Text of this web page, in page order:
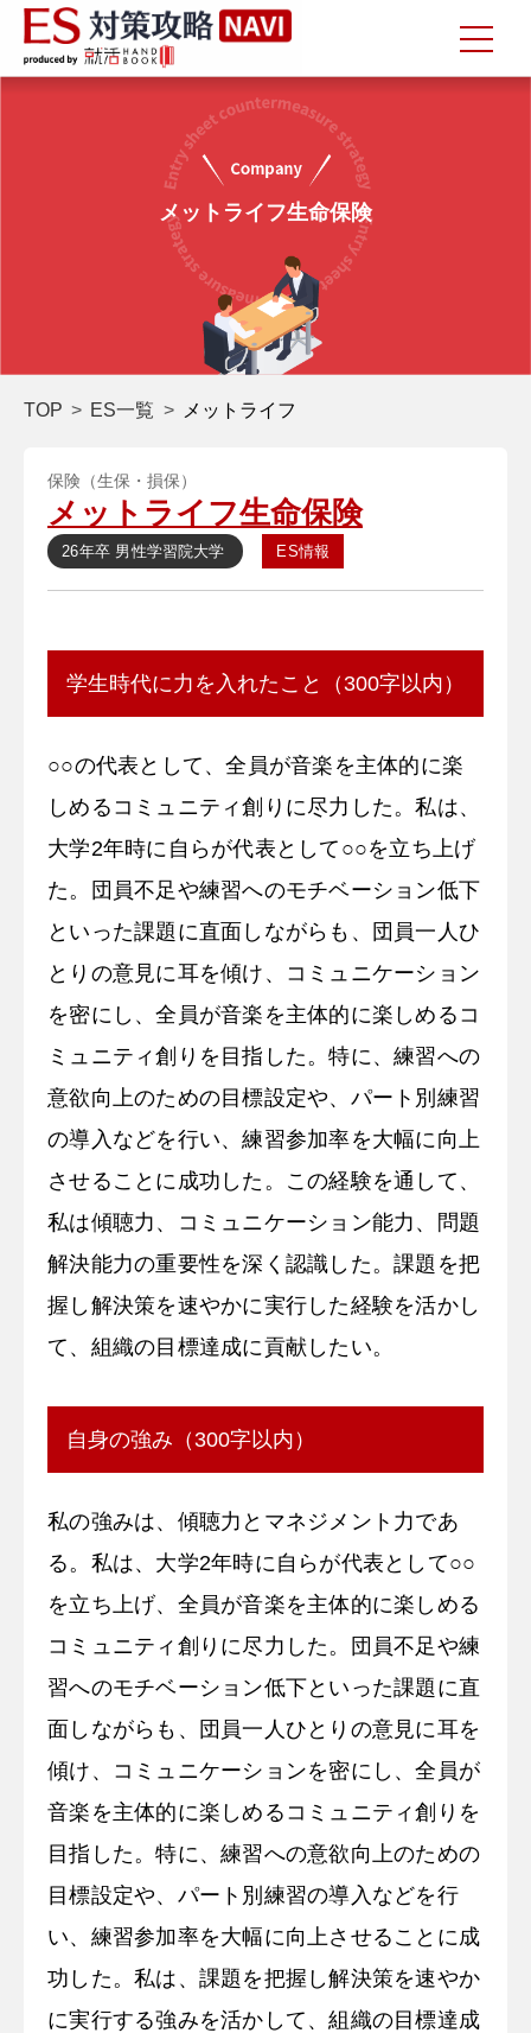
メットライフ生命保険
TOP ES一覧 メットライフ
保険（生保・損保）
メットライフ生命保険
26年卒 男性学習院大学 ES情報
学生時代に力を入れたこと（300字以内）
○○の代表として、全員が音楽を主体的に楽
しめるコミュニティ創りに尽力した。私は、
大学2年時に自らが代表として○○を立ち上げ
た。団員不足や練習へのモチベーション低下
といった課題に直面しながらも、団員一人ひ
とりの意見に耳を傾け、コミュニケーション
を密にし、全員が音楽を主体的に楽しめるコ
ミュニティ創りを目指した。特に、練習への
意欲向上のための目標設定や、パート別練習
の導入などを行い、練習参加率を大幅に向上
させることに成功した。この経験を通して、
私は傾聴力、コミュニケーション能力、問題
解決能力の重要性を深く認識した。課題を把
握し解決策を速やかに実行した経験を活かし
て、組織の目標達成に貢献したい。
自身の強み（300字以内）
私の強みは、傾聴力とマネジメント力であ
る。私は、大学2年時に自らが代表として○○
を立ち上げ、全員が音楽を主体的に楽しめる
コミュニティ創りに尽力した。団員不足や練
習へのモチベーション低下といった課題に直
面しながらも、団員一人ひとりの意見に耳を
傾け、コミュニケーションを密にし、全員が
音楽を主体的に楽しめるコミュニティ創りを
目指した。特に、練習への意欲向上のための
目標設定や、パート別練習の導入などを行
い、練習参加率を大幅に向上させることに成
功した。私は、課題を把握し解決策を速やか
に実行する強みを活かして、組織の目標達成